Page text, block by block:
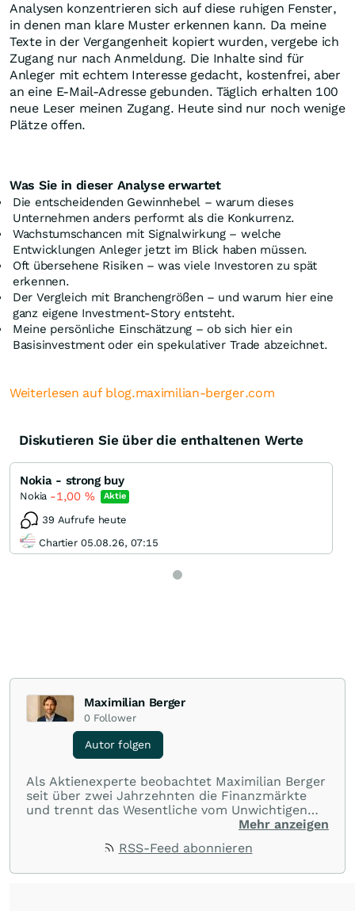
Analysen konzentrieren sich auf diese ruhigen Fenster,
in denen man klare Muster erkennen kann. Da meine
Texte in der Vergangenheit kopiert wurden, vergebe ich
Zugang nur nach Anmeldung. Die Inhalte sind für
Anleger mit echtem Interesse gedacht, kostenfrei, aber
an eine E-Mail-Adresse gebunden. Täglich erhalten 100
neue Leser meinen Zugang. Heute sind nur noch wenige
Plätze offen.
Was Sie in dieser Analyse erwartet
Die entscheidenden Gewinnhebel – warum dieses
Unternehmen anders performt als die Konkurrenz.
Wachstumschancen mit Signalwirkung – welche
Entwicklungen Anleger jetzt im Blick haben müssen.
Oft übersehene Risiken – was viele Investoren zu spät
erkennen.
Der Vergleich mit Branchengrößen – und warum hier eine
ganz eigene Investment-Story entsteht.
Meine persönliche Einschätzung – ob sich hier ein
Basisinvestment oder ein spekulativer Trade abzeichnet.
Weiterlesen auf blog.maximilian-berger.com
Diskutieren Sie über die enthaltenen Werte
Nokia - strong buy
Nokia -1,00 % Aktie
39 Aufrufe heute
Chartier 05.08.26, 07:15
Maximilian Berger
0 Follower
Autor folgen
Als Aktienexperte beobachtet Maximilian Berger
seit über zwei Jahrzehnten die Finanzmärkte
und trennt das Wesentliche vom Unwichtigen
und liefert wöchentlich klare, unabhängige
und Renditen liefern.
Mehr anzeigen
RSS-Feed abonnieren